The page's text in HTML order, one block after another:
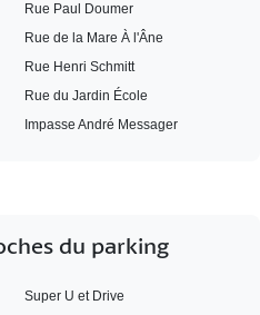
Rue Paul Doumer
Rue de la Mare À l'Âne
Rue Henri Schmitt
Rue du Jardin École
Impasse André Messager
du parking
Super U et Drive